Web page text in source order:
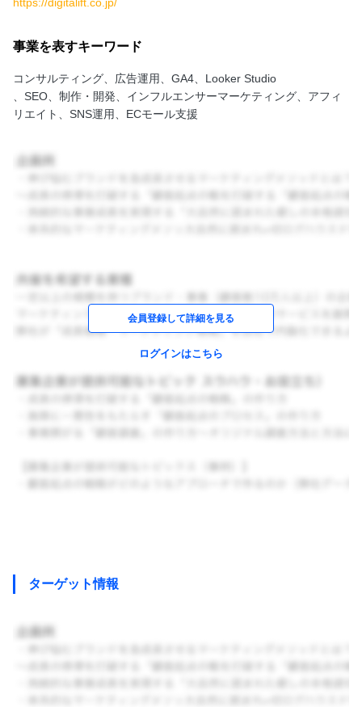
事業を表すキーワード
コンサルティング、広告運用、GA4、Looker Studio
、SEO、制作・開発、インフルエンサーマーケティング、アフィ
リエイト、SNS運用、ECモール支援
会員登録して詳細を見る
ログインはこちら
ターゲット情報